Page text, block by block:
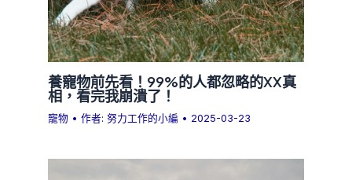
養寵物前先看！99%的人都忽略的XX真
相，看完我崩潰了！
寵物 • 作者:努力工作的小編 • 2025-03-23